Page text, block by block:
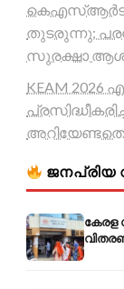
തുടരുന്നു;
സുരക്ഷാ
KEAM 2026
ജനപ്രിയ
കേരള